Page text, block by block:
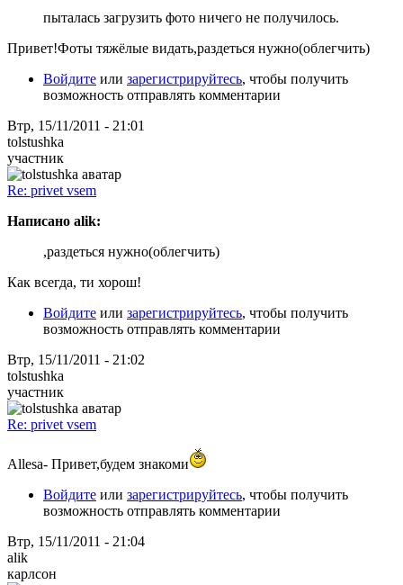
пыталась загрузить фото ничего не получилось.
Привет!Фоты тяжёлые видать,раздеться нужно(облегчить)
Войдите или зарегистрируйтесь, чтобы получить
возможность отправлять комментарии
Втр, 15/11/2011 - 21:01
tolstushka
участник
Re: privet vsem
Написано alik:
,раздеться нужно(облегчить)
Как всегда, ти хорош!
Войдите или зарегистрируйтесь, чтобы получить
возможность отправлять комментарии
Втр, 15/11/2011 - 21:02
tolstushka
участник
Re: privet vsem
Allesa- Привет,будем знакоми
Войдите или зарегистрируйтесь, чтобы получить
возможность отправлять комментарии
Втр, 15/11/2011 - 21:04
alik
карлсон